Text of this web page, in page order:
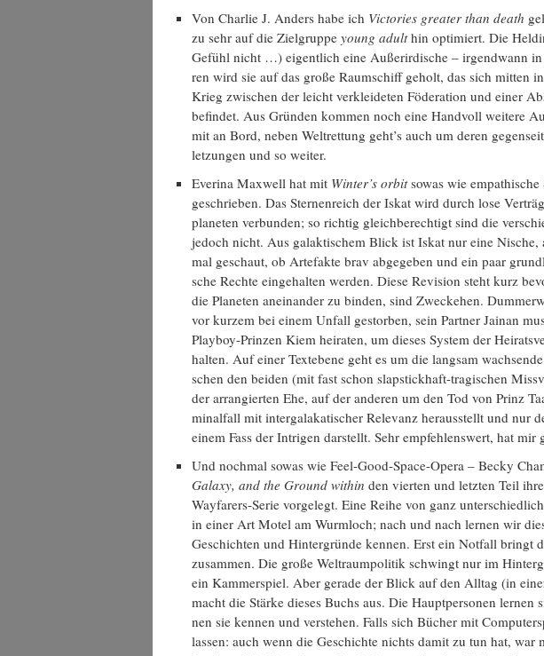
Von Char­lie J. Anders habe ich Vic­to­ries grea­ter than death
zu sehr auf die Ziel­grup­pe young adulthin opti­miert. Die
Gefühl nicht …) eigent­lich eine Außer­ir­di­sche – irgend­wann
ren wird sie auf das gro­ße Raum­schiff geholt, das sich mit­ten
Krieg zwi­schen der leicht ver­klei­de­ten Föde­ra­ti­on und einer
befin­det. Aus Grün­den kom­men noch eine Hand­voll wei­te­re
mit an Bord, neben Welt­ret­tung geht’s auch um deren
let­zun­gen und so weiter.
Everi­na Max­well hat mit Winter’s orbitsowas wie empa­thi­sche
geschrie­ben. Das Ster­nen­reich der Iskat wird durch lose
pla­ne­ten ver­bun­den; so rich­tig gleich­be­rech­tigt sind die
jedoch nicht. Aus galak­ti­schem Blick ist Iskat nur eine Nische,
mal geschaut, ob Arte­fak­te brav abge­ge­ben und ein paar
sche Rech­te ein­ge­hal­ten wer­den. Die­se Revi­si­on steht kurz
die Pla­ne­ten anein­an­der zu bin­den, sind Zweck­ehen.
vor kur­zem bei einem Unfall gestor­ben, sein Part­ner Jainan
Play­boy-Prin­zen Kiem hei­ra­ten, um die­ses Sys­tem der
hal­ten. Auf einer Text­ebe­ne geht es um die lang­sam
schen den bei­den (mit fast schon slap­stick­haft-tra­gi­schen
der arran­gier­ten Ehe, auf der ande­ren um den Tod von Prinz
mi­nal­fall mit inter­ga­la­ka­ti­scher Rele­vanz her­aus­stellt und nur
einem Fass der Intri­gen dar­stellt. Sehr emp­feh­lens­wert, hat mir
Und noch­mal sowas wie Feel-Good-Space-Ope­ra – Becky
Gala­xy, and the Ground within den vier­ten und letz­ten Teil
Way­fa­rers-Serie vor­ge­legt. Eine Rei­he von ganz
in einer Art Motel am Wurm­loch; nach und nach ler­nen wir
Geschich­ten und Hin­ter­grün­de ken­nen. Erst ein Not­fall bringt
zusam­men. Die gro­ße Welt­raum­po­li­tik schwingt nur im
ein Kam­mer­spiel. Aber gera­de der Blick auf den All­tag (in
macht die Stär­ke die­ses Buchs aus. Die Haupt­per­so­nen
nen sie ken­nen und ver­ste­hen. Falls sich Bücher mit
las­sen: auch wenn die Geschich­te nichts damit zu tun hat, war